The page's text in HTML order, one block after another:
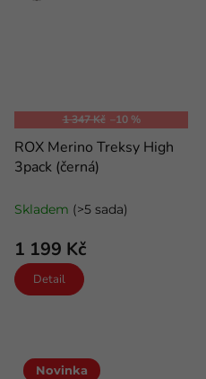
1 347 Kč –10 %
ROX Merino Treksy High
3pack (černá)
ponožky
Skladem (>5 sada)
1 199 Kč
Detail
Novinka